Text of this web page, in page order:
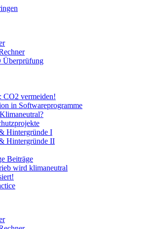
Überprüfung
CO2 vermeiden!
in Softwareprogramme
Hintergründe I
Hintergründe II
Beiträge
wird klimaneutral